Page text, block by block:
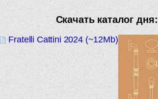
Скачать каталог дня:
Fratelli Cattini 2024 (~12Mb)